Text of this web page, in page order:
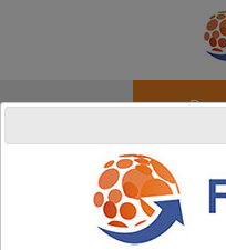
+
O portalu